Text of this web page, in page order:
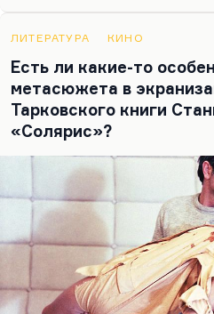
ЛИТЕРАТУРА КИНО
Есть ли какие-то
метасюжета в
Тарковского книги
«Солярис»?